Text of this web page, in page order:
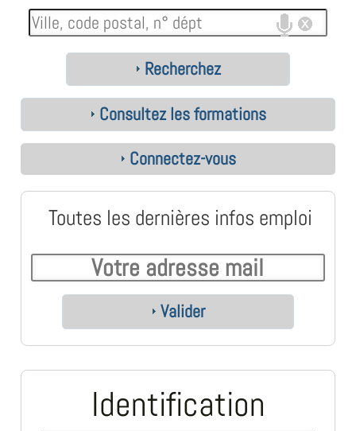
Recherchez
Consultez les formations
Connectez-vous
Toutes les dernières infos emploi
Valider
Identification